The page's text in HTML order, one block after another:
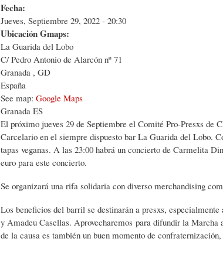
Fecha:
Jueves, Septiembre 29, 2022 - 20:30
Ubicación Gmaps:
La Guarida del Lobo
C/ Pedro Antonio de Alarcón nº 71
Granada , GD
España
See map: Google Maps
Granada ES
El próximo jueves 29 de Septiembre el Comité Pro-Presxs
Carcelario en el siempre dispuesto bar La Guarida del Lobo.
tapas veganas. A las 23:00 habrá un concierto de Carmelita
euro para este concierto.
Se organizará una rifa solidaria con diverso merchandising
Los beneficios del barril se destinarán a presxs,
y Amadeu Casellas. Aprovecharemos para difundir la
de la causa es también un buen momento de